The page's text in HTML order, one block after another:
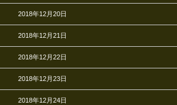
2018年12月20日
2018年12月21日
2018年12月22日
2018年12月23日
2018年12月24日